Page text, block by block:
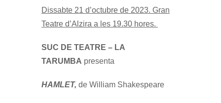
Dissabte 21 d’octubre de 2023. Gran
Teatre d’Alzira a les 19.30 hores.
SUC DE TEATRE – LA
TARUMBA presenta
HAMLET, de William Shakespeare